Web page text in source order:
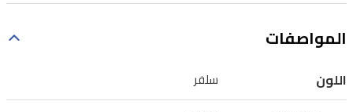
يتألق
ببطارية
المواصفات
اللون سلفر